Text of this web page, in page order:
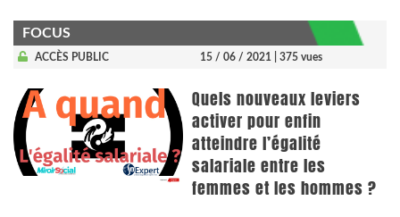
FOCUS
ACCÈS PUBLIC 15 / 06 / 2021 | 375 vues
Quels nouveaux leviers
activer pour enfin
atteindre l’égalité
salariale entre les
femmes et les hommes ?